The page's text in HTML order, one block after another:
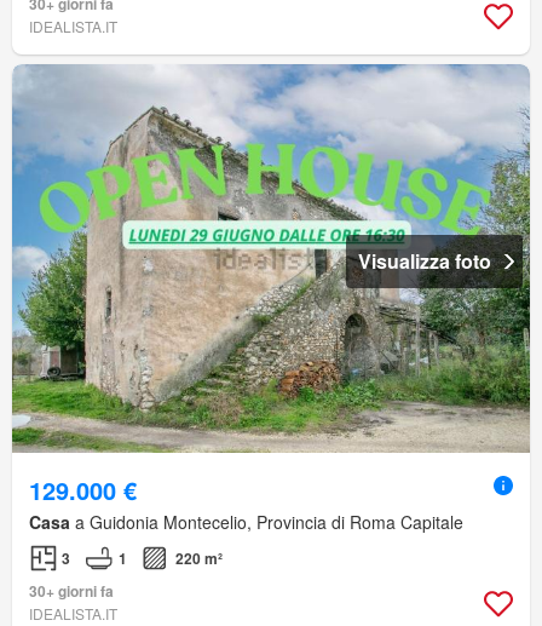
IDEALISTA.IT
Visualizza foto
129.000 €
Casa a Guidonia Montecelio, Provincia di Roma Capitale
3 1
220 m²
30+ giorni fa
IDEALISTA.IT